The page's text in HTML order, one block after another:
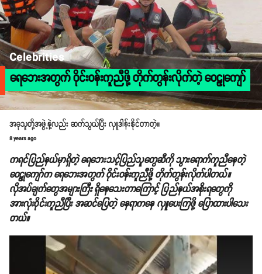
Celebrities
ရေဘေးအတွက် ဝိုင်းဝန်းကူညီဖို့ တိုက်တွန်းလိုက်တဲ့ ဝေဠုကျော်
အခုသူတို့အဖွဲ့နဲ့လည်း ဆက်သွယ်ပြီး လှူဒါန်းနိုင်တာတဲ့။
8 years ago
ကရင်ပြည်နယ်မှာရှိတဲ့ ရေဘေးသင့်ပြည်သူတွေဆီကို သွားရောက်ကူညီနေတဲ့
ဝေဠုကျော်က ရေဘေးအတွက် ဝိုင်းဝန်းကူညီဖို့ တိုက်တွန်းလိုက်ပါတယ်။
လိုအပ်ချက်တွေအများကြီး ရှိနေသေးတာကြောင့် ပြည်နယ်အစိုးရတွေကို
အားလုံးဝိုင်းကူညီပြီး အဆင်ပြေတဲ့ နေရာကနေ လှူပေးကြဖို့ ပြောထားပါသေး
တယ်။